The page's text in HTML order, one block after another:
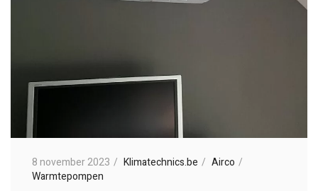
8 november 2023 Klimatechnics.be
Airco
Warmtepompen